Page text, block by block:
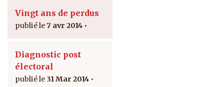
Vingt ans de perdus
7 avr 2014
Diagnostic post
électoral
31 Mar 2014